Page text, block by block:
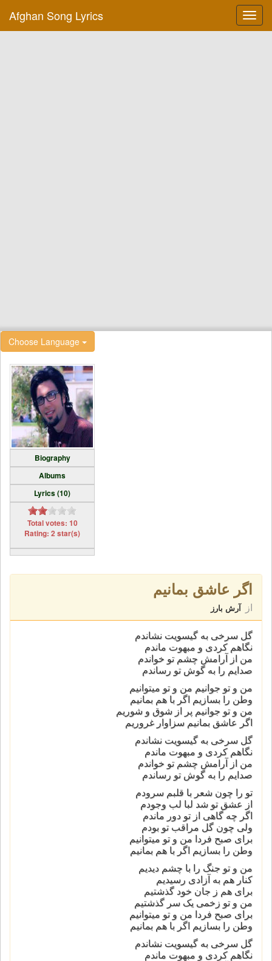
Afghan Song Lyrics
Choose Language
Biography
Albums
Lyrics (10)
Total votes: 10
Rating: 2 star(s)
اگر عاشق بمانیم
از آرش بارز
گل سرخی به گیسویت نشاندم
نگاهم کردی و مبهوت ماندم
من از آرامش چشم تو خواندم
صدایم را به گوش تو رساندم
من و تو جوانیم من و تو میتوانیم
وطن را بسازیم اگر با هم بمانیم
من و تو جوانیم پر از شوق و شوریم
اگر عاشق بمانیم سزاوار غروریم
گل سرخی به گیسویت نشاندم
نگاهم کردی و مبهوت ماندم
من از آرامش چشم تو خواندم
صدایم را به گوش تو رساندم
تو را چون شعر با قلبم سرودم
از عشق تو شد لبا لب وجودم
اگر چه گاهی از تو دور ماندم
ولی چون گل مراقب تو بودم
برای صبح فردا من و تو میتوانیم
وطن را بسازیم اگر با هم بمانیم
من و تو جنگ را با چشم دیدیم
کنار هم به آزادی رسیدیم
برای هم ز جان خود گذشتیم
من و تو زخمی یک سر گذشتیم
برای صبح فردا من و تو میتوانیم
وطن را بسازیم اگر با هم بمانیم
گل سرخی به گیسویت نشاندم
نگاهم کردی و مبهوت ماندم